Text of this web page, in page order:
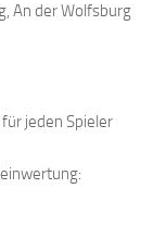
An der Wolfsburg
jeden Spieler